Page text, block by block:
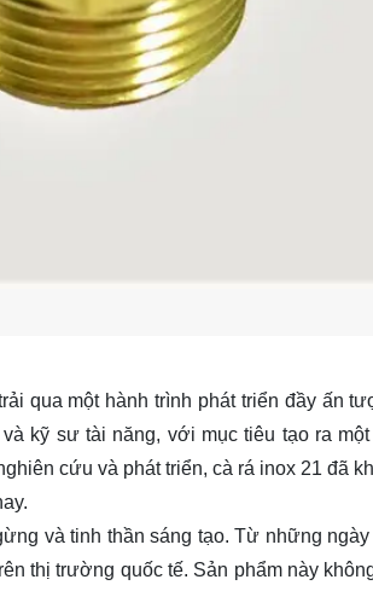
qua một hành trình phát triển đầy ấn
kỹ sư tài năng, với mục tiêu tạo ra một
cứu và phát triển, cà rá inox 21 đã
và tinh thần sáng tạo. Từ những ngày
thị trường quốc tế. Sản phẩm này